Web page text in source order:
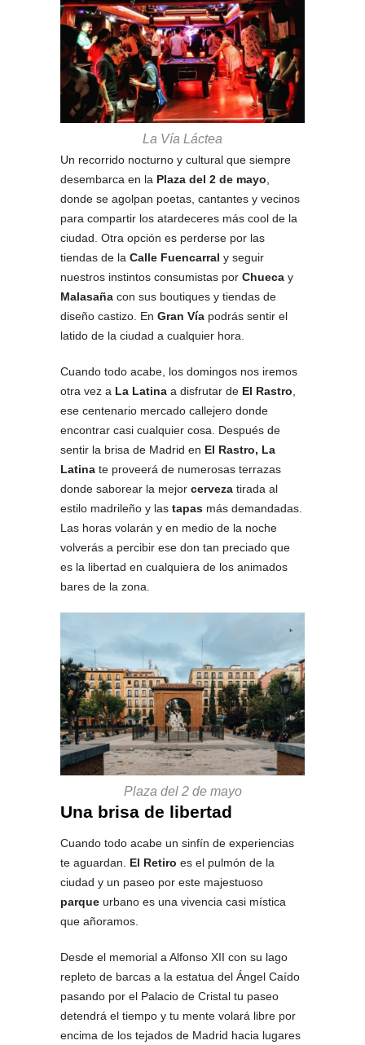
La Vía Láctea
Un recorrido nocturno y cultural que siempre
desembarca en la Plaza del 2 de mayo
donde se agolpan poetas, cantantes y vecinos
para compartir los atardeceres más cool de la
ciudad. Otra opción es perderse por las
tiendas de la Calle Fuencarral y seguir
nuestros instintos consumistas por Chueca y
Malasaña con sus boutiques y tiendas de
diseño castizo. En Gran Vía podrás sentir el
latido de la ciudad a cualquier hora.
Cuando todo acabe, los domingos nos iremos
otra vez a La Latina a disfrutar de El Rastro
ese centenario mercado callejero donde
encontrar casi cualquier cosa. Después de
sentir la brisa de Madrid en El Rastro, La
Latina te proveerá de numerosas terrazas
donde saborear la mejor cerveza tirada al
estilo madrileño y las tapas más demandadas.
Las horas volarán y en medio de la noche
volverás a percibir ese don tan preciado que
es la libertad en cualquiera de los animados
bares de la zona.
Plaza del 2 de mayo
Una brisa de libertad
Cuando todo acabe un sinfín de experiencias
te aguardan.
El Retiro es el pulmón de la
ciudad y un paseo por este majestuoso
parque urbano es una vivencia casi mística
que añoramos.
Desde el memorial a Alfonso XII con su lago
repleto de barcas a la estatua del Ángel Caído
pasando por el Palacio de Cristal tu paseo
detendrá el tiempo y tu mente volará libre por
encima de los tejados de Madrid hacia lugares